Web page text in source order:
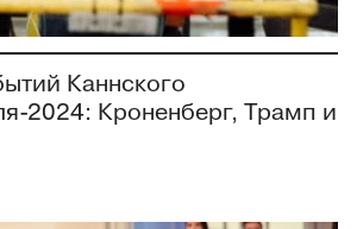
Каннского
2024: Кроненберг, Трамп и